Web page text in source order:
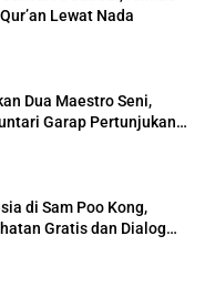
Lewat Nada
Dua Maestro Seni,
Garap Pertunjukan
di Sam Poo Kong,
Gratis dan Dialog